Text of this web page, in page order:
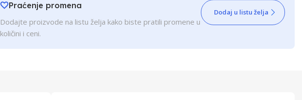
Praćenje promena
Dodajte proizvode na listu želja kako biste pratili promene u
količini i ceni.
Dodaj u listu želja